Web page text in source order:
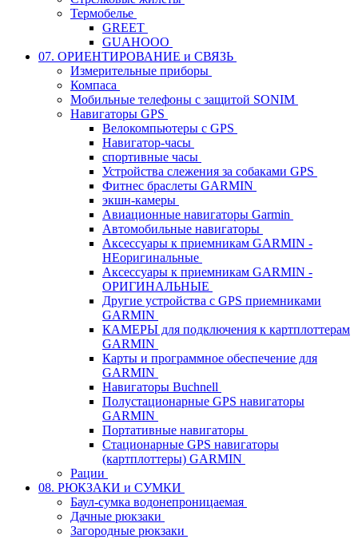
Термобелье
GREET
GUAHOOO
07. ОРИЕНТИРОВАНИЕ и СВЯЗЬ
Измерительные приборы
Компаса
Мобильные телефоны с защитой SONIM
Навигаторы GPS
Велокомпьютеры с GPS
Навигатор-часы
спортивные часы
Устройства слежения за собаками GPS
Фитнес браслеты GARMIN
экшн-камеры
Авиационные навигаторы Garmin
Автомобильные навигаторы
Аксессуары к приемникам GARMIN -
НЕоригинальные
Аксессуары к приемникам GARMIN -
ОРИГИНАЛЬНЫЕ
Другие устройства с GPS приемниками
GARMIN
КАМЕРЫ для подключения к картплоттерам
GARMIN
Карты и программное обеспечение для
GARMIN
Навигаторы Buchnell
Полустационарные GPS навигаторы
GARMIN
Портативные навигаторы
Стационарные GPS навигаторы
(картплоттеры) GARMIN
Рации
08. РЮКЗАКИ и СУМКИ
Баул-сумка водонепроницаемая
Дачные рюкзаки
Загородные рюкзаки